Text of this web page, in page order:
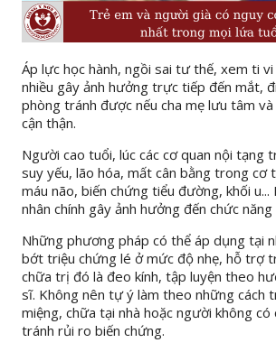
Áp lực học hành, ngồi sai tư thế, xem ti
nhiều gây ảnh hưởng trực tiếp đến mắt,
phòng tránh được nếu cha mẹ lưu tâm và
cận thận.
Người cao tuổi, lúc các cơ quan nội tạng
suy yếu, lão hóa, mất cân bằng trong cơ
máu não, biến chứng tiểu đường, khối u...
nhân chính gây ảnh hưởng đến chức
Những phương pháp có thể áp dụng tại
bớt triệu chứng lé ở mức độ nhẹ, hỗ trợ
chữa trị đó là đeo kính, tập luyện theo
sĩ. Không nên tự ý làm theo những cách
miệng, chữa tại nhà hoặc người không có
tránh rủi ro biến chứng.